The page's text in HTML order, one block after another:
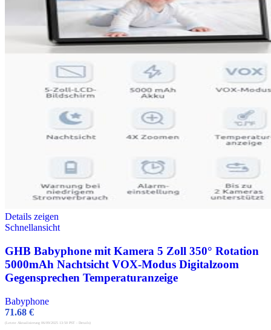
Details zeigen
Schnellansicht
GHB Babyphone mit Kamera 5 Zoll 350° Rotation
5000mAh Nachtsicht VOX-Modus Digitalzoom
Gegensprechen Temperaturanzeige
Babyphone
71.68 €
(Letzte Aktualisierung 06/09/2025 13:50 PST - Details)